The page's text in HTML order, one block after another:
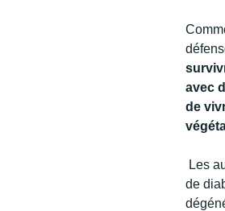
avec
de
Les
de